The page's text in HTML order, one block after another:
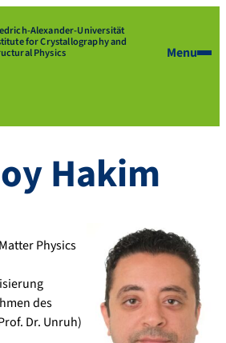
Alexander-Universität
for Crystallography and
Physics Menu
Hakim
Physics
des
Dr. Unruh)